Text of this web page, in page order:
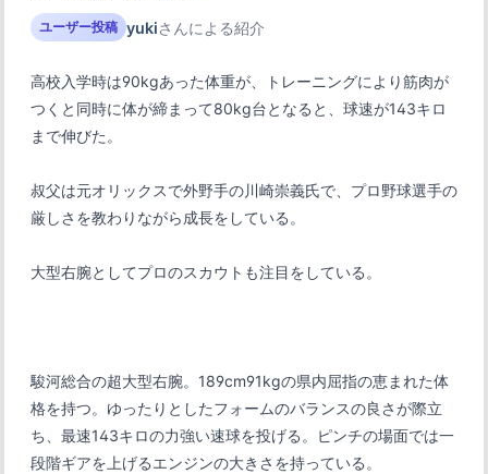
ユーザー投稿 yukiさんによる紹介
高校入学時は90kgあった体重が、トレーニングにより筋肉が
つくと同時に体が締まって80kg台となると、球速が143キロ
叔父は元オリックスで外野手の川崎崇義氏で、プロ野球選手の
駿河総合の超大型右腕。189cm91kgの県内屈指の恵まれた体
格を持つ。ゆったりとしたフォームのバランスの良さが際立
ち、最速143キロの力強い速球を投げる。ピンチの場面では一
段階ギアを上げるエンジンの大きさを持っている。